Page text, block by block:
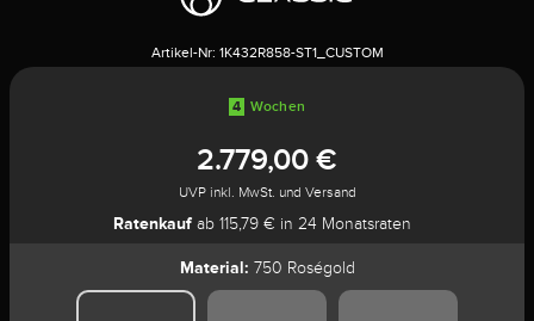
Artikel-Nr: 1K432R858-ST1_CUSTOM
4 Wochen
2.779,00 €
UVP inkl. MwSt. und Versand
Ratenkauf ab 115,79 € in 24 Monatsraten
Material: 750 Roségold